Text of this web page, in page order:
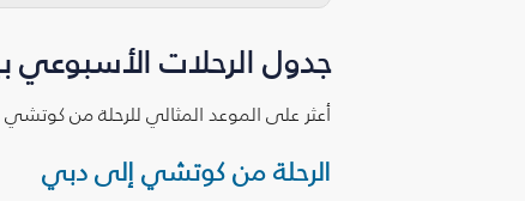
جدول الرحلات
أعثر على الموعد المثالي للرحلة من
الرحلة من كوتشي إلى دبي